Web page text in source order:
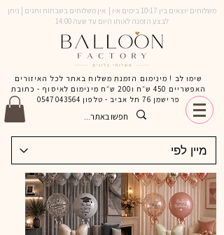
משלוחים יוצאים בין 10-17 בימים א-ו | אין משלוחים בשבתות וחגים | ניתן
לבצע הזמנה לאותו היום עד שעה 14:00
שימו לב ! מינימום הזמנת משלוח באתר לכל האיזורים
האפשריים 450 ש״ח ו200 ש״ח מינימום לאיסוף - כתובת
פרישמן 76 תל אביב - טלפון
0547043564